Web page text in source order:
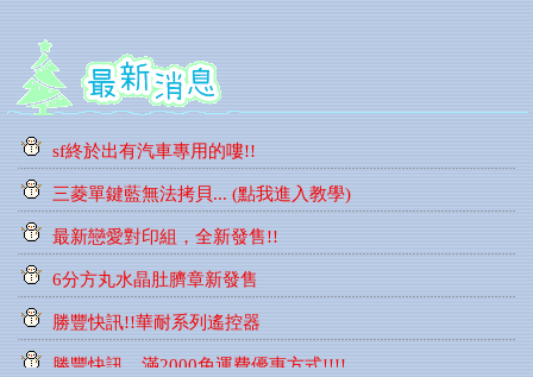
勝豐快訊!!華耐系列遙控器
勝豐快訊，滿2000免運費優惠方式!!!!
sf終於出有汽車專用的嘍!!
三菱單鍵藍無法拷貝... (點我進入教學)
最新戀愛對印組，全新發售!!
6分方丸水晶肚臍章新發售
勝豐快訊!!華耐系列遙控器
勝豐快訊，滿2000免運費優惠方式!!!!